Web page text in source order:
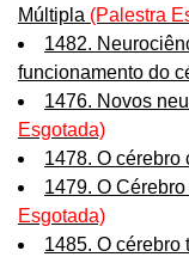
Múltipla (Palestra
1482.
funcionamento do
1476. Novos
Esgotada)
1478. O cérebro
1479. O
Esgotada)
1485. O cérebro